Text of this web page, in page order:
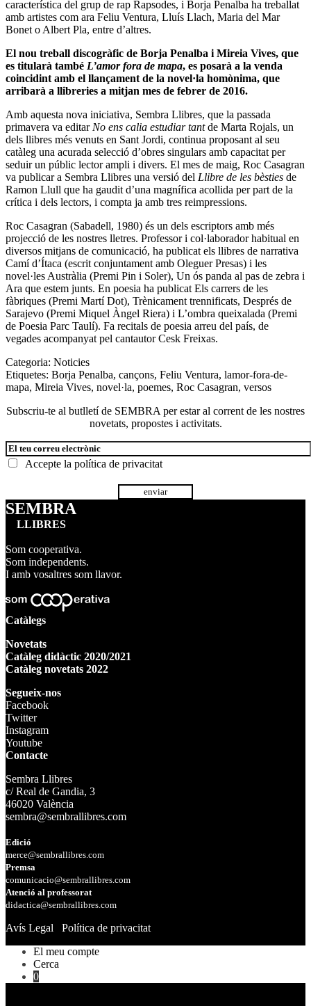
característica del grup de rap Rapsodes, i Borja Penalba ha treballat
amb artistes com ara Feliu Ventura, Lluís Llach, Maria del Mar
Bonet o Albert Pla, entre d’altres.
El nou treball discogràfic de Borja Penalba i Mireia Vives, que
es titularà també L’amor fora de mapa, es posarà a la venda
coincidint amb el llançament de la novel·la homònima, que
arribarà a llibreries a mitjan mes de febrer de 2016.
Amb aquesta nova iniciativa, Sembra Llibres, que la passada
primavera va editar No ens calia estudiar tantde Marta Rojals, un
dels llibres més venuts en Sant Jordi, continua proposant al seu
catàleg una acurada selecció d’obres singulars amb capacitat per
seduir un públic lector ampli i divers. El mes de maig, Roc Casagran
va publicar a Sembra Llibres una versió del Llibre de les bèsties de
Ramon Llull que ha gaudit d’una magnífica acollida per part de la
crítica i dels lectors, i compta ja amb tres reimpressions.
Roc Casagran (Sabadell, 1980) és un dels escriptors amb més
projecció de les nostres lletres. Professor i col·laborador habitual en
diversos mitjans de comunicació, ha publicat els llibres de narrativa
Camí d’Ítaca (escrit conjuntament amb Oleguer Presas) i les
novel·les Austràlia (Premi Pin i Soler), Un ós panda al pas de zebra i
Ara que estem junts. En poesia ha publicat Els carrers de les
fàbriques (Premi Martí Dot), Trènicament trennificats, Després de
Sarajevo (Premi Miquel Àngel Riera) i L’ombra queixalada (Premi
de Poesia Parc Taulí). Fa recitals de poesia arreu del país, de
vegades acompanyat pel cantautor Cesk Freixas.
Categoria: Noticies
Etiquetes: Borja Penalba, cançons, Feliu Ventura, lamor-fora-de-
mapa, Mireia Vives, novel·la, poemes, Roc Casagran, versos
Subscriu-te al butlletí de SEMBRA per estar al corrent de les nostres
novetats, propostes i activitats.
Accepte la política de privacitat
SEMBRA
LLIBRES
Som cooperativa.
Som independents.
I amb vosaltres som llavor.
Catàlegs
Novetats
Catàleg didàctic 2020/2021
Catàleg novetats 2022
Segueix-nos
Facebook
Twitter
Instagram
Youtube
Contacte
Sembra Llibres
c/ Real de Gandia, 3
46020 València
sembra@sembrallibres.com
Edició
merce@sembrallibres.com
Premsa
comunicacio@sembrallibres.com
Atenció al professorat
didactica@sembrallibres.com
Avís Legal
Política de privacitat
El meu compte
Cerca
0